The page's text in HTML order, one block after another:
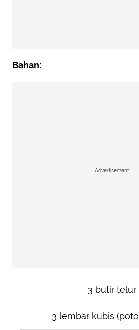
Bahan:
Advertisement
3 butir telur
3 lembar kubis